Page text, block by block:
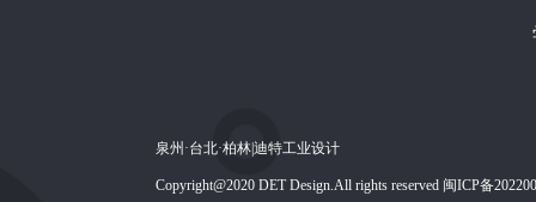
泉州·台北·柏林|迪特工业设计
Copyright@2020 DET Design.All rights reserved 闽ICP备